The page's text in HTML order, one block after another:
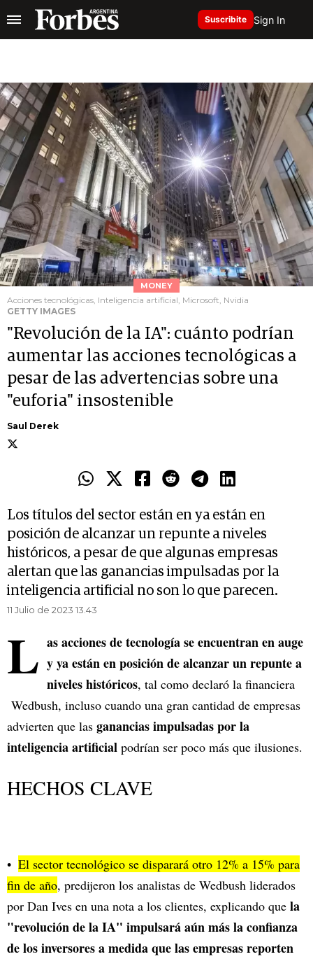
Suscribite Sign In
MONEY
Acciones tecnológicas, Inteligencia artificial, Microsoft, Nvidia
GETTY IMAGES
"Revolución de la IA": cuánto podrían
aumentar las acciones tecnológicas a
pesar de las advertencias sobre una
"euforia" insostenible
Saul Derek
Los títulos del sector están en ya están en
posición de alcanzar un repunte a niveles
históricos, a pesar de que algunas empresas
alertan que las ganancias impulsadas por la
inteligencia artificial no son lo que parecen.
11 Julio de 2023 13.43
L as acciones de tecnología se encuentran en auge
y ya están en posición de alcanzar un repunte a
niveles históricos, tal como declaró la financiera
Wedbush, incluso cuando una gran cantidad de empresas
advierten que las ganancias impulsadas por la
inteligencia artificial podrían ser poco más que ilusiones.
HECHOS CLAVE
El sector tecnológico se disparará otro 12% a 15% para
fin de año, predijeron los analistas de Wedbush liderados
por Dan Ives en una nota a los clientes, explicando que la
"revolución de la IA" impulsará aún más la confianza
de los inversores a medida que las empresas reporten